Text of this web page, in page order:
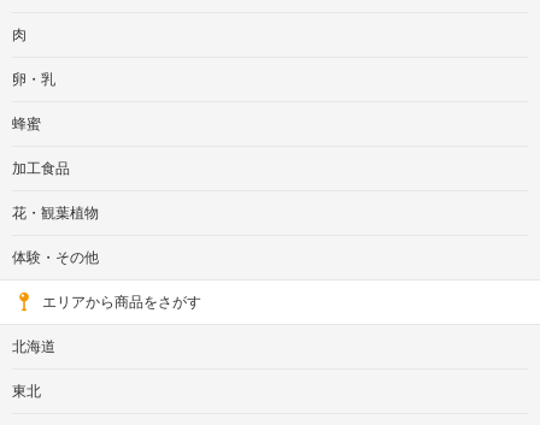
肉
卵・乳
蜂蜜
加工食品
花・観葉植物
体験・その他
エリアから商品をさがす
北海道
東北